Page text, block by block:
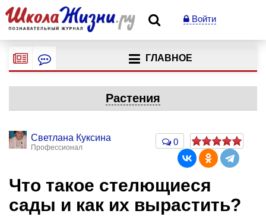
Войти
ГЛАВНОЕ
Растения
Светлана Куксина
Профессионал
0
Что такое стелющиеся
сады и как их вырастить?